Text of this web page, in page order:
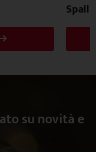
su novità e